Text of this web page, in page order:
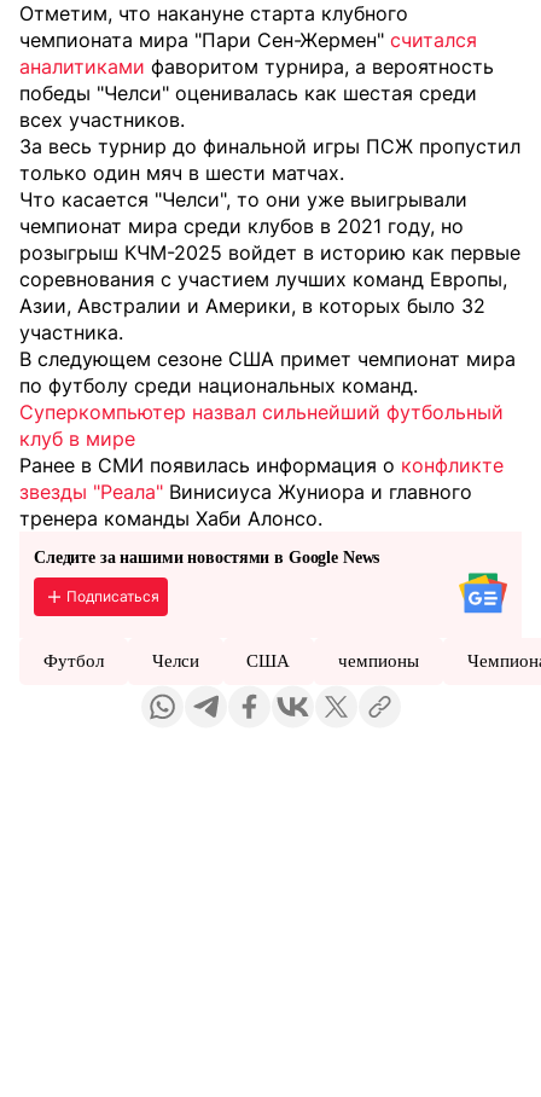
Отметим, что накануне старта клубного
чемпионата мира "Пари Сен-Жермен" считался
аналитиками фаворитом турнира, а вероятность
победы "Челси" оценивалась как шестая среди
всех участников.
За весь турнир до финальной игры ПСЖ пропустил
только один мяч в шести матчах.
Что касается "Челси", то они уже выигрывали
чемпионат мира среди клубов в 2021 году, но
розыгрыш КЧМ-2025 войдет в историю как первые
соревнования с участием лучших команд Европы,
Азии, Австралии и Америки, в которых было 32
участника.
В следующем сезоне США примет чемпионат мира
по футболу среди национальных команд.
Суперкомпьютер назвал сильнейший футбольный
клуб в мире
Ранее в СМИ появилась информация о конфликте
звезды "Реала" Винисиуса Жуниора и главного
тренера команды Хаби Алонсо.
Следите за нашими новостями в Google News
Подписаться
Футбол Челси США чемпионы